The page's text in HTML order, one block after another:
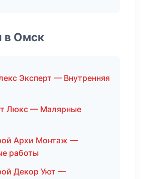
в Омск
Эксперт — Внутренняя
Люкс — Малярные
Архи Монтаж —
работы
Декор Уют —